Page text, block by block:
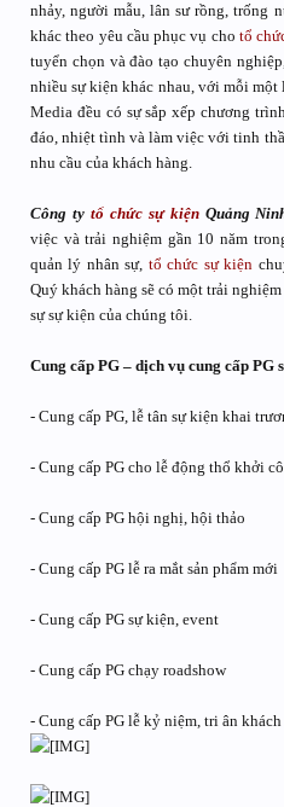
nhảy, người mẫu, lân sư rồng,
khác theo yêu cầu phục vụ cho tổ
tuyển chọn và đào tạo chuyên
nhiều sự kiện khác nhau, với mỗi một
Media đều có sự sắp xếp chương
đáo, nhiệt tình và làm việc với tinh
nhu cầu của khách hàng.
Công ty tổ chức sự kiệnQuảng
việc và trải nghiệm gần 10 năm
quản lý nhân sự, tổ chức sự kiện
Quý khách hàng sẽ có một trải
sự sự kiện của chúng tôi.
Cung cấp PG – dịch vụ cung cấp PG
- Cung cấp PG, lễ tân sự kiện khai
- Cung cấp PG cho lễ động thổ khởi
- Cung cấp PG hội nghị, hội thảo
- Cung cấp PG lễ ra mắt sản phẩm mới
- Cung cấp PG sự kiện, event
- Cung cấp PG chạy roadshow
- Cung cấp PG lễ kỷ niệm, tri ân